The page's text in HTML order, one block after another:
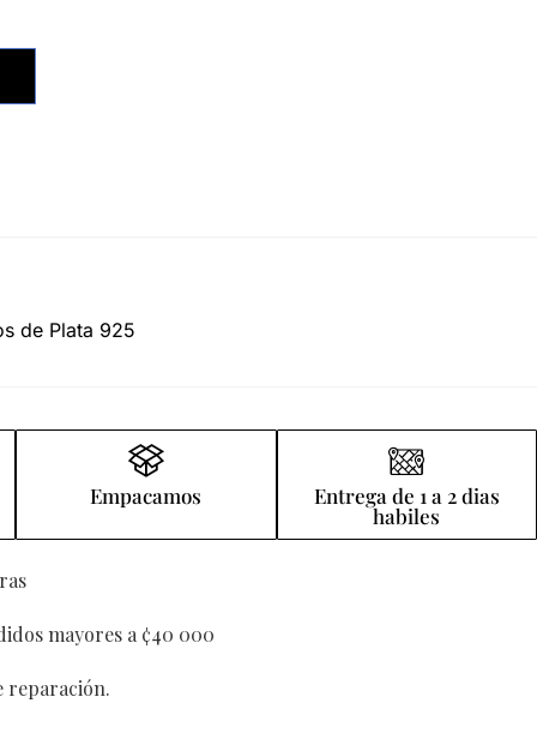
de Plata 925
Empacamos Entrega de 1 a 2 dias
habiles
mayores a ¢40 000
reparación.